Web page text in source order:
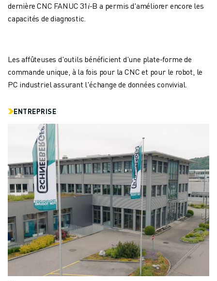
dernière CNC FANUC 31𝑖-B a permis d'améliorer encore les
capacités de diagnostic.
Les affûteuses d'outils bénéficient d'une plate-forme de
commande unique, à la fois pour la CNC et pour le robot, le
PC industriel assurant l'échange de données convivial.
ENTREPRISE